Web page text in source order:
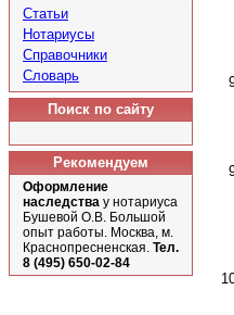
Статьи
Нотариусы
Справочники
Словарь
Поиск по сайту
Рекомендуем
Оформление
наследства у нотариуса
Бушевой О.В. Большой
опыт работы. Москва, м.
Краснопресненская. Тел.
8 (495) 650-02-84